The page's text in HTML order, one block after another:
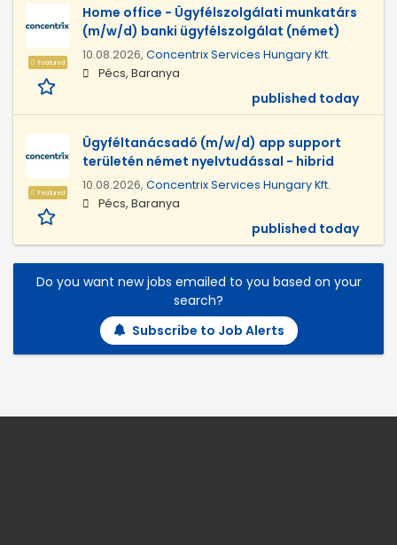
Featured
Home office - Ügyfélszolgálati munkatárs
(m/w/d) banki ügyfélszolgálat (német)
10.08.2026, Concentrix Services Hungary Kft.
Pécs, Baranya
published today
Featured
Ügyféltanácsadó (m/w/d) app support
területén német nyelvtudással - hibrid
10.08.2026, Concentrix Services Hungary Kft.
Pécs, Baranya
published today
Do you want new jobs emailed to you based on your
search?
Subscribe to Job Alerts